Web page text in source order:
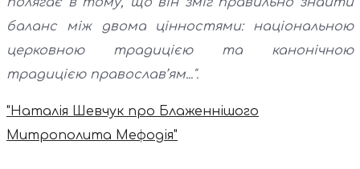
баланс між двома цінностями: національною
церковною традицією та канонічною
традицією православ’ям...".
"Наталія Шевчук про Блаженнішого
Митрополита Мефодія"